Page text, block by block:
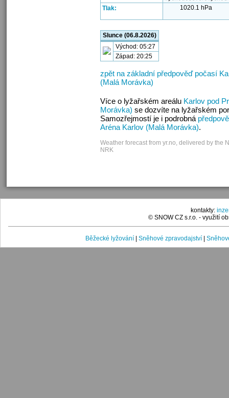
Tlak: 1020.1 hPa
Slunce (06.8.2026)
Východ: 05:27
Západ: 20:25
zpět na základní předpověď počasí
(Malá Morávka)
Více o lyžařském areálu Karlov pod
Morávka) se dozvíte na lyžařském
Samozřejmostí je i podrobná
Aréna Karlov (Malá Morávka).
Weather forecast from yr.no, delivered by the
NRK
kontakty:
© SNOW CZ s.r.o. - využití
Běžecké lyžování Sněhové zpravodajství